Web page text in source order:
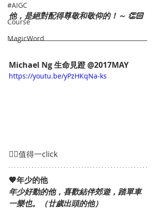
#AIGC
Course
MagicWord
他，是絕對配得尊敬和敬仰的！～ 👏🏻
Michael Ng 生命見蹬 @2017MAY
https://youtu.be/yPzHKqNa-ks
👆🏾值得一click
🧡年少的他
年少好動的他，喜歡結伴郊遊，踏單車
一樂也。（廿歲出頭的他）